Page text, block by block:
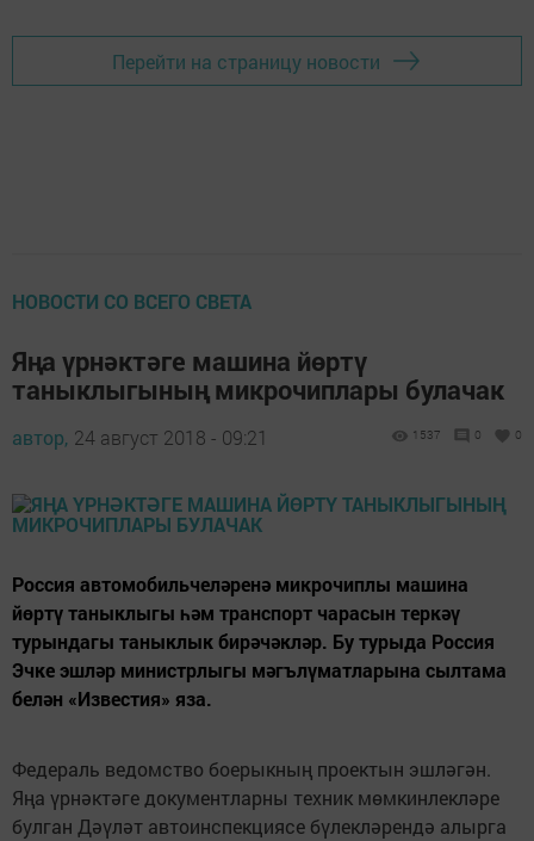
Перейти на страницу новости
НОВОСТИ СО ВСЕГО СВЕТА
Яңа үрнәктәге машина йөртү
таныклыгының микрочиплары булачак
автор, 24 август 2018 - 09:21 1537 0 0
Россия автомобильчеләренә микрочиплы машина
йөртү таныклыгы һәм транспорт чарасын теркәү
турындагы таныклык бирәчәкләр. Бу турыда Россия
Эчке эшләр министрлыгы мәгълүматларына сылтама
белән «Известия» яза.
Федераль ведомство боерыкның проектын эшләгән.
Яңа үрнәктәге документларны техник мөмкинлекләре
булган Дәүләт автоинспекциясе бүлекләрендә алырга